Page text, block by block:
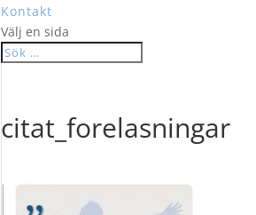
Kontakt
Välj en sida
citat_forelasningar